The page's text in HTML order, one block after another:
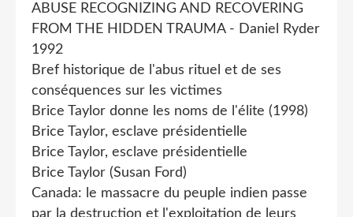
ABUSE RECOGNIZING AND RECOVERING
FROM THE HIDDEN TRAUMA - Daniel Ryder
1992
Bref historique de l'abus rituel et de ses
conséquences sur les victimes
Brice Taylor donne les noms de l'élite (1998)
Brice Taylor, esclave présidentielle
Brice Taylor, esclave présidentielle
Brice Taylor (Susan Ford)
Canada: le massacre du peuple indien passe
par la destruction et l'exploitation de leurs